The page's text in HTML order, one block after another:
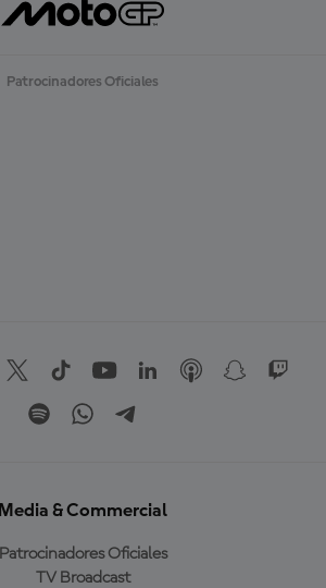
Patrocinadores Oficiales
Media & Commercial
Patrocinadores Oficiales
TV Broadcast